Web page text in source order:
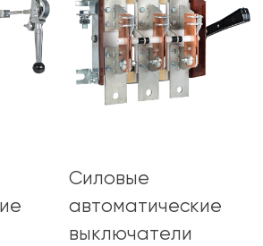
Силовые
автоматические
выключатели